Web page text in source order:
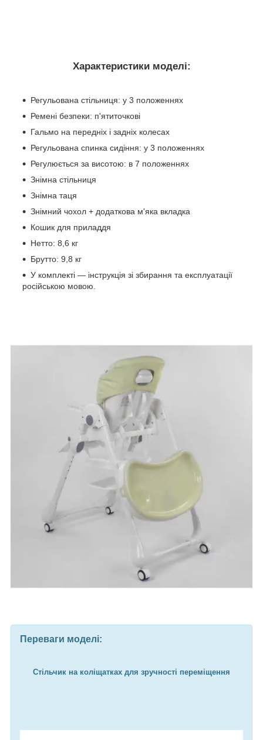
Характеристики моделі:
Регульована стільниця: у 3 положеннях
Ремені безпеки: п'ятиточкові
Гальмо на передніх і задніх колесах
Регульована спинка сидіння: у 3 положеннях
Регулюється за висотою: в 7 положеннях
Знімна стільниця
Знімна таця
Знімний чохол + додаткова м'яка вкладка
Кошик для приладдя
Нетто: 8,6 кг
Брутто: 9,8 кг
У комплекті — інструкція зі збирання та експлуатації
російською мовою.
Переваги моделі:
Стільчик на коліщатках для зручності переміщення